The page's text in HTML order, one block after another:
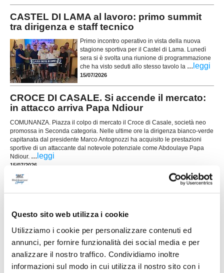
Questo sito web utilizza i cookie
Utilizziamo i cookie per personalizzare contenuti ed
annunci, per fornire funzionalità dei social media e per
analizzare il nostro traffico. Condividiamo inoltre
informazioni sul modo in cui utilizza il nostro sito con i
CASTEL DI LAMA al lavoro: primo summit
tra dirigenza e staff tecnico
Primo incontro operativo in vista della nuova
stagione sportiva per il Castel di Lama. Lunedì
sera si è svolta una riunione di programmazione
che ha visto seduti allo stesso tavolo la ... leggi
15/07/2026
CROCE DI CASALE. Si accende il mercato:
in attacco arriva Papa Ndiour
COMUNANZA. Piazza il colpo di mercato il Croce di Casale, società neo
promossa in Seconda categoria. Nelle ultime ore la dirigenza bianco-verde
capitanata dal presidente Marco Antognozzi ha acquisito le prestazioni
sportive di un attaccante dal notevole potenziale come Abdoulaye Papa
Ndiour. ... leggi
15/07/2026
GROTTAMMARE. Spazio ai giovani:
Nannuzzi e Fradiani in prima squadra
vivaio e promuove in prima squadra due giovani
di prospettiva in vista della stagione 2026-2027.
Faranno parte della preparazione estiva agli
ordini dello staff tecnico il centrocampista
Simo...leggi